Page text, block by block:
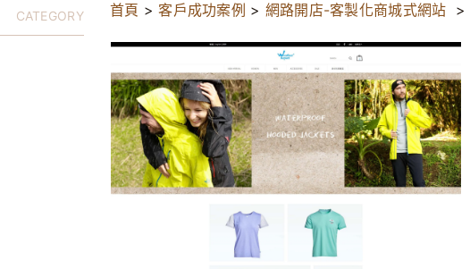
CATEGORY 首頁 >客戶成功案例 > 網路開店-客製化商城式網站 >